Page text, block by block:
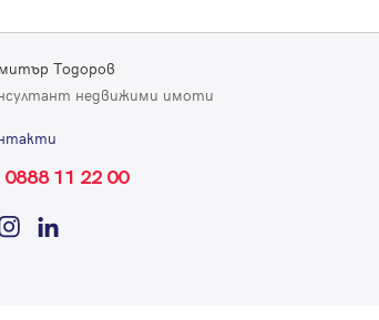
Тодоров
недвижими имоти
0888 11 22 00
по-подробна информация.